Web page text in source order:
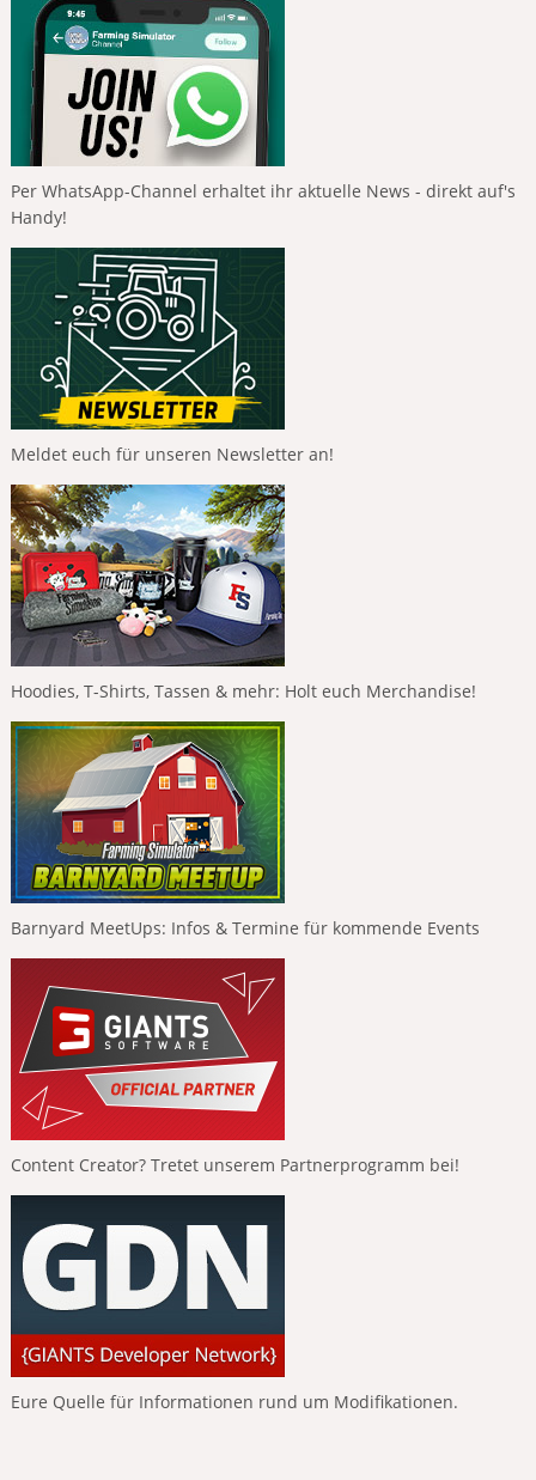
Per WhatsApp-Channel erhaltet ihr aktuelle News - direkt auf's
Handy!
Meldet euch für unseren Newsletter an!
Hoodies, T-Shirts, Tassen & mehr: Holt euch Merchandise!
Barnyard MeetUps: Infos & Termine für kommende Events
Content Creator? Tretet unserem Partnerprogramm bei!
Eure Quelle für Informationen rund um Modifikationen.